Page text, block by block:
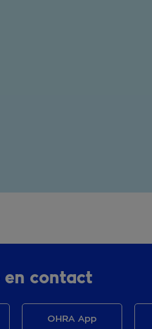
en contact
OHRA App